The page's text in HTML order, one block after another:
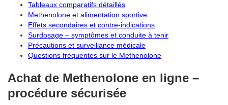
Tableaux comparatifs détaillés
Methenolone et alimentation sportive
Effets secondaires et contre-indications
Surdosage – symptômes et conduite à tenir
Précautions et surveillance médicale
Questions fréquentes sur le Methenolone
Achat de Methenolone en ligne –
procédure sécurisée